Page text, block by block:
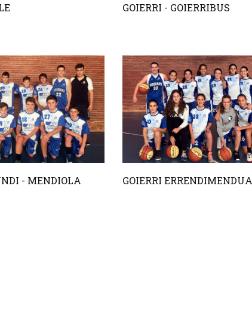
GOIERRI - GOIERRIBUS
- MENDIOLA GOIERRI ERRENDIMENDUA